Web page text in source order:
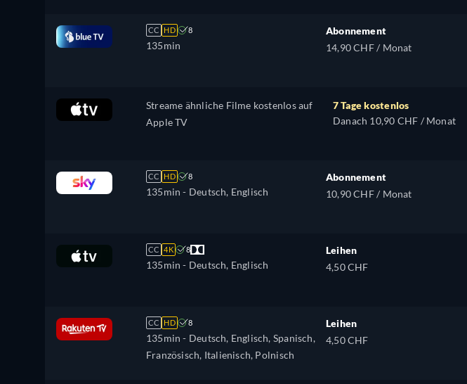
CC HD 8
135min
Abonnement
14,90 CHF / Monat
Streame ähnliche Filme kostenlos auf
Apple TV
7 Tage kostenlos
Danach 10,90 CHF / Monat
CC HD 8
135min - Deutsch, Englisch
Abonnement
10,90 CHF / Monat
CC 4K 8
135min - Deutsch, Englisch
Leihen
4,50 CHF
CC HD 8
135min - Deutsch, Englisch, Spanisch,
Französisch, Italienisch, Polnisch
Leihen
4,50 CHF